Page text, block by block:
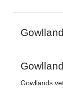
Gowllands